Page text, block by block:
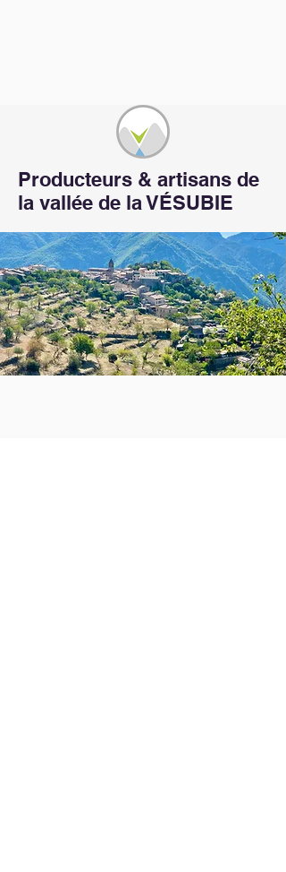
Producteurs & artisans de
la vallée de la VÉSUBIE